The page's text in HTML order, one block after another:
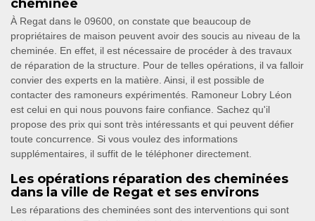
cheminée
À Regat dans le 09600, on constate que beaucoup de
propriétaires de maison peuvent avoir des soucis au niveau de la
cheminée. En effet, il est nécessaire de procéder à des travaux
de réparation de la structure. Pour de telles opérations, il va falloir
convier des experts en la matière. Ainsi, il est possible de
contacter des ramoneurs expérimentés. Ramoneur Lobry Léon
est celui en qui nous pouvons faire confiance. Sachez qu'il
propose des prix qui sont très intéressants et qui peuvent défier
toute concurrence. Si vous voulez des informations
supplémentaires, il suffit de le téléphoner directement.
Les opérations réparation des cheminées
dans la ville de Regat et ses environs
Les réparations des cheminées sont des interventions qui sont